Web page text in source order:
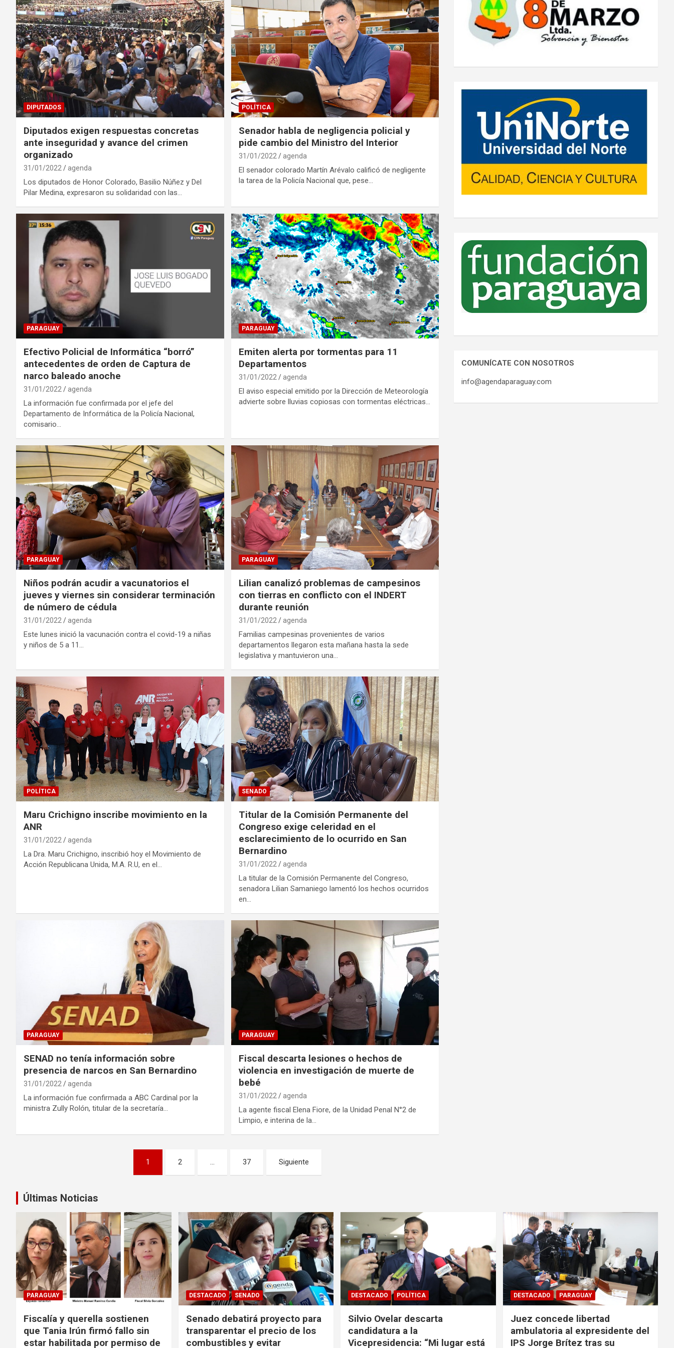
DIPUTADOS
Diputados exigen respuestas concretas
ante inseguridad y avance del crimen
organizado
31/01/2022 agenda
Los diputados de Honor Colorado, Basilio Núñez y Del
Pilar Medina, expresaron su solidaridad con las…
POLÍTICA
Senador habla de negligencia policial y
pide cambio del Ministro del Interior
31/01/2022 agenda
El senador colorado Martín Arévalo calificó de negligente
la tarea de la Policía Nacional que, pese…
PARAGUAY
Efectivo Policial de Informática “borró”
antecedentes de orden de Captura de
narco baleado anoche
31/01/2022 agenda
La información fue confirmada por el jefe del
Departamento de Informática de la Policía Nacional,
comisario…
PARAGUAY
Emiten alerta por tormentas para 11
Departamentos
31/01/2022 agenda
El aviso especial emitido por la Dirección de Meteorología
advierte sobre lluvias copiosas con tormentas eléctricas…
PARAGUAY
Niños podrán acudir a vacunatorios el
jueves y viernes sin considerar terminación
de número de cédula
31/01/2022 agenda
Este lunes inició la vacunación contra el covid-19 a niñas
y niños de 5 a 11…
PARAGUAY
Lilian canalizó problemas de campesinos
con tierras en conflicto con el INDERT
durante reunión
31/01/2022 agenda
Familias campesinas provenientes de varios
departamentos llegaron esta mañana hasta la sede
legislativa y mantuvieron una…
POLÍTICA
Maru Crichigno inscribe movimiento en la
ANR
31/01/2022 agenda
La Dra. Maru Crichigno, inscribió hoy el Movimiento de
Acción Republicana Unida, M.A. R.U, en el…
SENADO
Titular de la Comisión Permanente del
Congreso exige celeridad en el
esclarecimiento de lo ocurrido en San
Bernardino
31/01/2022 agenda
La titular de la Comisión Permanente del Congreso,
senadora Lilian Samaniego lamentó los hechos ocurridos
en…
PARAGUAY
SENAD no tenía información sobre
presencia de narcos en San Bernardino
31/01/2022 agenda
La información fue confirmada a ABC Cardinal por la
ministra Zully Rolón, titular de la secretaría…
PARAGUAY
Fiscal descarta lesiones o hechos de
violencia en investigación de muerte de
bebé
31/01/2022 agenda
La agente fiscal Elena Fiore, de la Unidad Penal N°2 de
Limpio, e interina de la…
entradas
1 2 … 37 Siguiente
COMUNÍCATE CON NOSOTROS
info@agendaparaguay.com
Últimas Noticias
PARAGUAY
Fiscalía y querella sostienen
que Tania Irún firmó fallo sin
estar habilitada por permiso de
DESTACADO SENADO
Senado debatirá proyecto para
transparentar el precio de los
combustibles y evitar
DESTACADO POLÍTICA
Silvio Ovelar descarta
candidatura a la
Vicepresidencia: “Mi lugar está
DESTACADO PARAGUAY
Juez concede libertad
ambulatoria al expresidente del
IPS Jorge Brítez tras su